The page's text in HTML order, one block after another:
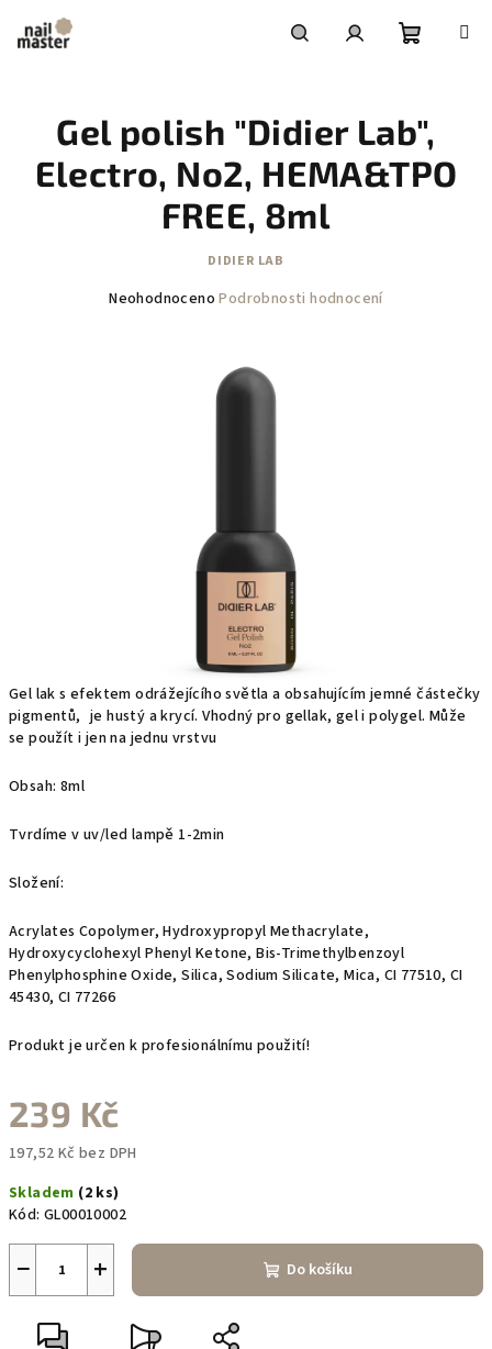
obsah
košík
Gel lak s efektem odrážejícího světla a obsahujícím jemné částečky
pigmentů, je hustý a krycí. Vhodný pro gellak, gel i polygel. Může
se použít i jen na jednu vrstvu
Obsah: 8ml
Tvrdíme v uv/led lampě 1-2min
Složení:
Acrylates Copolymer, Hydroxypropyl Methacrylate,
Hydroxycyclohexyl Phenyl Ketone, Bis-Trimethylbenzoyl
Phenylphosphine Oxide, Silica, Sodium Silicate, Mica, CI 77510, CI
45430, CI 77266
Produkt je určen k profesionálnímu použití!
239 Kč
197,52 Kč bez DPH
cena:
Skladem (2 ks)
Kód: GL00010002
+
− Do košíku
Gel polish "Didier Lab",
Electro, No2, HEMA&TPO
FREE, 8ml
DIDIER LAB
Průměrné
Neohodnoceno Podrobnosti hodnocení